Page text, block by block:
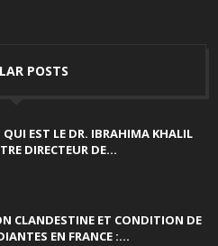
POSTS
QUI EST LE DR. IBRAHIMA KHALIL
DIRECTEUR DE...
CLANDESTINE ET CONDITION DE
EN FRANCE :...